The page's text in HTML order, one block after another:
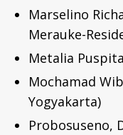
Marselino
Merauke-
Metalia
Mochamad
Yogyakarta)
Probosuseno,